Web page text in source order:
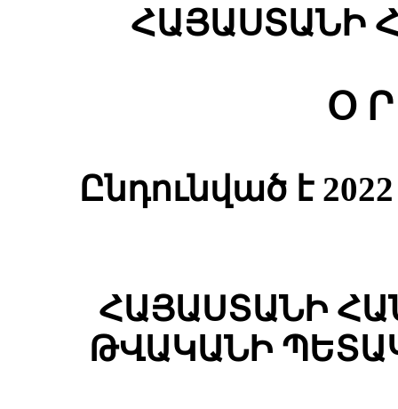
ՀԱՅԱՍՏԱՆԻ
Օ
Ընդունված է
ՀԱՅԱՍՏԱՆԻ
ԹՎԱԿԱՆԻ